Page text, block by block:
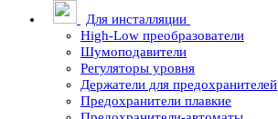
Для инсталляции
High-Low преобразователи
Шумоподавители
Регуляторы уровня
Держатели для предохранителей
Предохранители плавкие